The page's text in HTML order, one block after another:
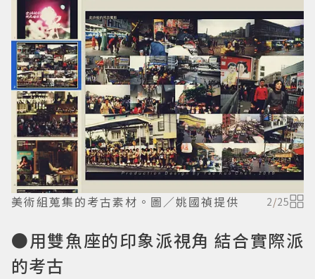
美術組蒐集的考古素材。圖／姚國禎提供 2/25
●用雙魚座的印象派視角 結合實際派
的考古